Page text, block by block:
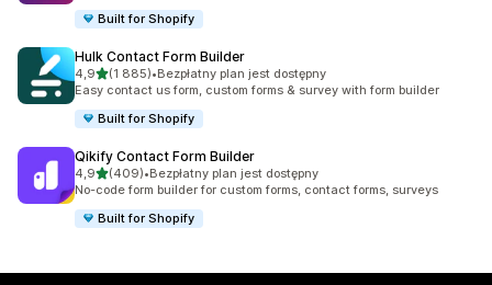
Built for Shopify
Hulk Contact Form Builder
4,9na 5 gwiazdek
(1 885)
Łączna liczba recenzji: 1885
•Bezpłatny plan jest dostępny
Easy contact us form, custom forms & survey with form builder
Built for Shopify
Qikify Contact Form Builder
4,9na 5 gwiazdek
(409)
Łączna liczba recenzji: 409
•Bezpłatny plan jest dostępny
No-code form builder for custom forms, contact forms, surveys
Built for Shopify